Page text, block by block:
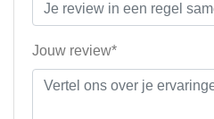
Jouw review*